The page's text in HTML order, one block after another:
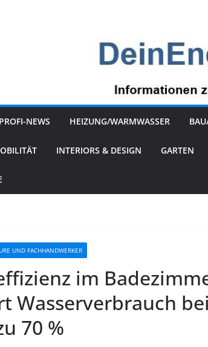
PROFI-NEWS HEIZUNG/WARMWASSER
INTERIORS & DESIGN GARTEN
UND FACHHANDWERKER
im
Wasserverbrauch
70 %